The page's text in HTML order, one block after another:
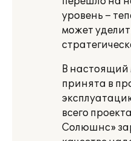
уровень –
может
В настоящий
принята в
всего
Солюшнс»